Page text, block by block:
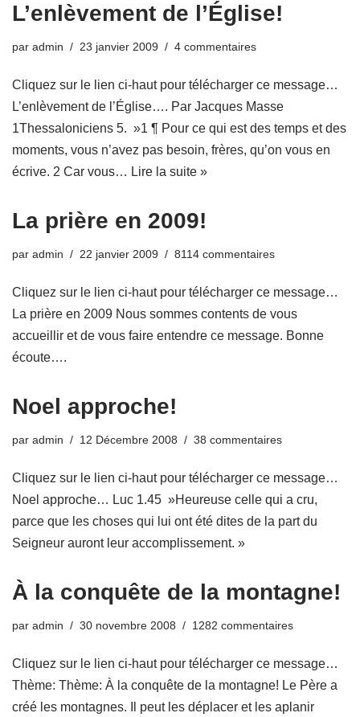
L’enlèvement de l’Église!
par admin 23 janvier 2009 4 commentaires
Cliquez sur le lien ci-haut pour télécharger ce message…
L’enlèvement de l’Église…. Par Jacques Masse
1Thessaloniciens 5. »1 ¶ Pour ce qui est des temps et des
moments, vous n’avez pas besoin, frères, qu’on vous en
écrive. 2 Car vous… Lire la suite »
La prière en 2009!
par admin 22 janvier 2009 8114 commentaires
Cliquez sur le lien ci-haut pour télécharger ce message…
La prière en 2009 Nous sommes contents de vous
accueillir et de vous faire entendre ce message. Bonne
écoute….
Noel approche!
par admin 12 Décembre 2008 38 commentaires
Cliquez sur le lien ci-haut pour télécharger ce message…
Noel approche… Luc 1.45 »Heureuse celle qui a cru,
parce que les choses qui lui ont été dites de la part du
Seigneur auront leur accomplissement. »
À la conquête de la montagne!
par admin 30 novembre 2008 1282 commentaires
Cliquez sur le lien ci-haut pour télécharger ce message…
Thème: Thème: À la conquête de la montagne! Le Père a
créé les montagnes. Il peut les déplacer et les aplanir